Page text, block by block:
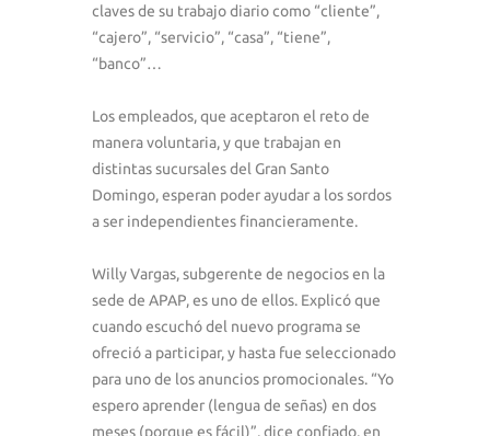
claves de su trabajo diario como “cliente”,
“cajero”, “servicio”, “casa”, “tiene”,
“banco”…
Los empleados, que aceptaron el reto de
manera voluntaria, y que trabajan en
distintas sucursales del Gran Santo
Domingo, esperan poder ayudar a los sordos
a ser independientes financieramente.
Willy Vargas, subgerente de negocios en la
sede de APAP, es uno de ellos. Explicó que
cuando escuchó del nuevo programa se
ofreció a participar, y hasta fue seleccionado
para uno de los anuncios promocionales. “Yo
espero aprender (lengua de señas) en dos
meses (porque es fácil)”, dice confiado, en